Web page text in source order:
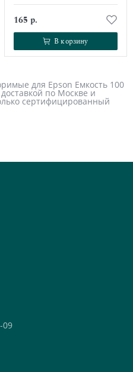
165 р.
В корзину
В корзину
для Epson Емкость 100
по Москве и
сертифицированный
09